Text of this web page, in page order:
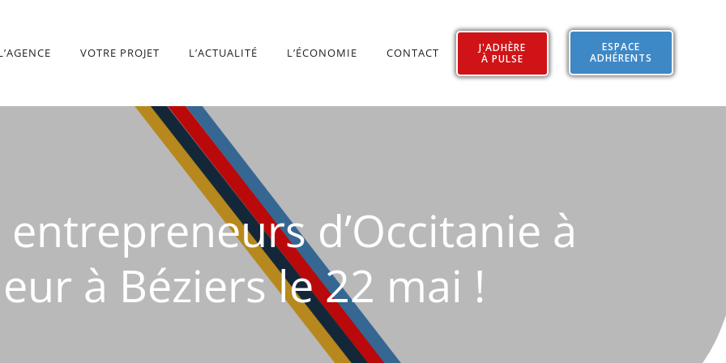
VOTRE PROJET L’ACTUALITÉ L’ÉCONOMIE CONTACT
J'ADHÈRE
À PULSE
ESPACE
ADHÉRENTS
d’Occitanie à
à Béziers le 22 mai !